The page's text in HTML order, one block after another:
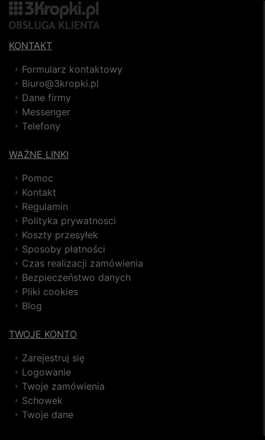
KONTAKT
Formularz kontaktowy
Biuro@3kropki.pl
Dane firmy
Messenger
Telefony
WAŻNE LINKI
Pomoc
Kontakt
Regulamin
Polityka prywatnosci
Koszty przesyłek
Sposoby płatności
Czas realizacji zamówienia
Bezpieczeństwo danych
Pliki cookies
Blog
TWOJE KONTO
Zarejestruj się
Logowanie
Twoje zamówienia
Schowek
Twoje dane